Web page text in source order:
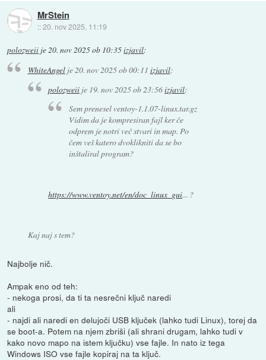
MrStein
::20. nov 2025, 11:19
polozweii je20. nov 2025 ob 10:35izjavil:
WhiteAngelje20. nov 2025 ob 00:11 izjavil:
polozweii je 19. nov 2025 ob 23:56izjavil:
Sem prenesel ventoy-1.1.07-linux.tar.gz
Vidim da je kompresiran fajl ker če
odprem je notri več stvari in map. Po
čem veš katero dvoklikniti da se bo
inštaliral program?
https://www.ventoy.net/en/doc_linux_gui... ?
Kaj naj s tem?
Najbolje nič.
Ampak eno od teh:
- nekoga prosi, da ti ta nesrečni ključ naredi
ali
- najdi ali naredi en delujoči USB ključek (lahko tudi Linux), torej da
se boot-a. Potem na njem zbriši (ali shrani drugam, lahko tudi v
kako novo mapo na istem ključku) vse fajle. In nato iz tega
Windows ISO vse fajle kopiraj na ta ključ.